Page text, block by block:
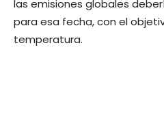
las emisiones globales
para esa fecha, con el
temperatura.